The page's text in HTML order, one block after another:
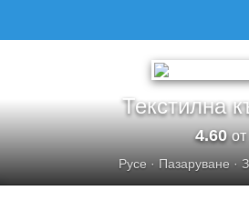
Текстилна
4.60
Русе· Пазаруване·